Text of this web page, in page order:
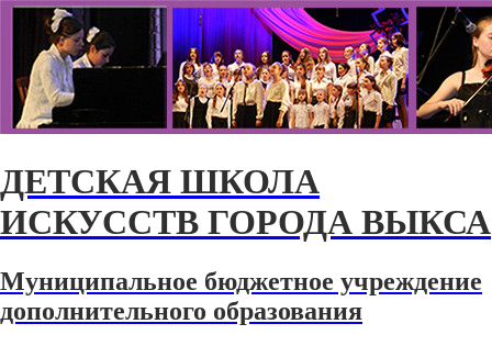
ДЕТСКАЯ ШКОЛА
ИСКУССТВ ГОРОДА ВЫКСА
Муниципальное бюджетное учреждение
дополнительного образования